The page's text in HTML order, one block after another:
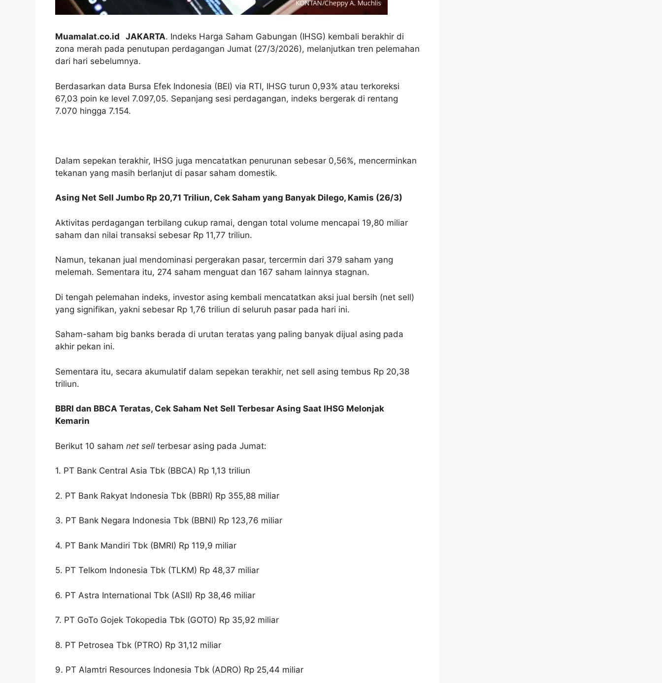
Muamalat.co.id JAKARTA. Indeks Harga Saham Gabungan (IHSG) kembali berakhir di
zona merah pada penutupan perdagangan Jumat (27/3/2026), melanjutkan tren pelemahan
dari hari sebelumnya.
Berdasarkan data Bursa Efek Indonesia (BEI) via RTI, IHSG turun 0,93% atau terkoreksi
67,03 poin ke level 7.097,05. Sepanjang sesi perdagangan, indeks bergerak di rentang
7.070 hingga 7.154.
Dalam sepekan terakhir, IHSG juga mencatatkan penurunan sebesar 0,56%, mencerminkan
tekanan yang masih berlanjut di pasar saham domestik.
Asing Net Sell Jumbo Rp 20,71 Triliun, Cek Saham yang Banyak Dilego, Kamis (26/3)
Aktivitas perdagangan terbilang cukup ramai, dengan total volume mencapai 19,80 miliar
saham dan nilai transaksi sebesar Rp 11,77 triliun.
Namun, tekanan jual mendominasi pergerakan pasar, tercermin dari 379 saham yang
melemah. Sementara itu, 274 saham menguat dan 167 saham lainnya stagnan.
Di tengah pelemahan indeks, investor asing kembali mencatatkan aksi jual bersih (net sell)
yang signifikan, yakni sebesar Rp 1,76 triliun di seluruh pasar pada hari ini.
Saham-saham big banks berada di urutan teratas yang paling banyak dijual asing pada
akhir pekan ini.
Sementara itu, secara akumulatif dalam sepekan terakhir, net sell asing tembus Rp 20,38
triliun.
BBRI dan BBCA Teratas, Cek Saham Net Sell Terbesar Asing Saat IHSG Melonjak
Kemarin
Berikut 10 saham net sell terbesar asing pada Jumat:
1. PT Bank Central Asia Tbk (BBCA) Rp 1,13 triliun
2. PT Bank Rakyat Indonesia Tbk (BBRI) Rp 355,88 miliar
3. PT Bank Negara Indonesia Tbk (BBNI) Rp 123,76 miliar
4. PT Bank Mandiri Tbk (BMRI) Rp 119,9 miliar
5. PT Telkom Indonesia Tbk (TLKM) Rp 48,37 miliar
6. PT Astra International Tbk (ASII) Rp 38,46 miliar
7. PT GoTo Gojek Tokopedia Tbk (GOTO) Rp 35,92 miliar
8. PT Petrosea Tbk (PTRO) Rp 31,12 miliar
9. PT Alamtri Resources Indonesia Tbk (ADRO) Rp 25,44 miliar